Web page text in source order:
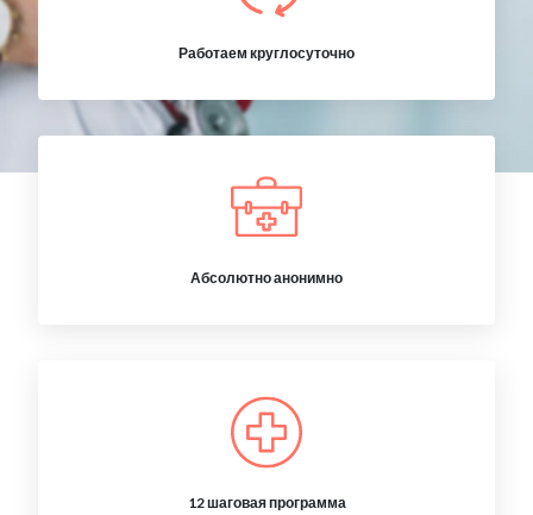
Работаем круглосуточно
Абсолютно анонимно
12 шаговая программа